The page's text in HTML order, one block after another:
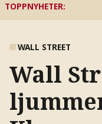
TOPPNYHETER:
WALL STREET
Wall